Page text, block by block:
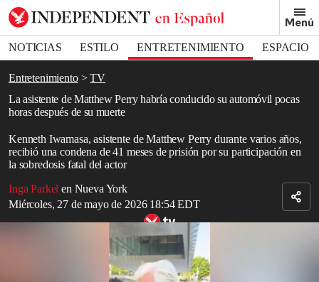
Menú
NOTICIAS ESTILO ENTRETENIMIENTO
ESPACIO
DEPORTES
Entretenimiento
TV
La asistente de Matthew Perry habría conducido su automóvil pocas
horas después de su muerte
Kenneth Iwamasa, asistente de Matthew Perry durante varios años,
recibió una condena de 41 meses de prisión por su participación en
la sobredosis fatal del actor
Inga Parkel en Nueva York
Miércoles, 27 de mayo de 2026 18:54 EDT
Bookmark popover
Removed from bookmarks
Close popover
El padrastro de Matthew Perry, Keith Morrison, se pronuncia sobre
la sentencia de Jasveen Sangha